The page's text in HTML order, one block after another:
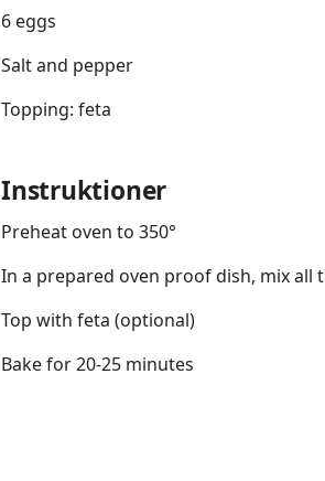
6 eggs
Salt and pepper
Topping: feta
Instruktioner
Preheat oven to 350°
In a prepared oven proof dish, mix
Top with feta (optional)
Bake for 20-25 minutes